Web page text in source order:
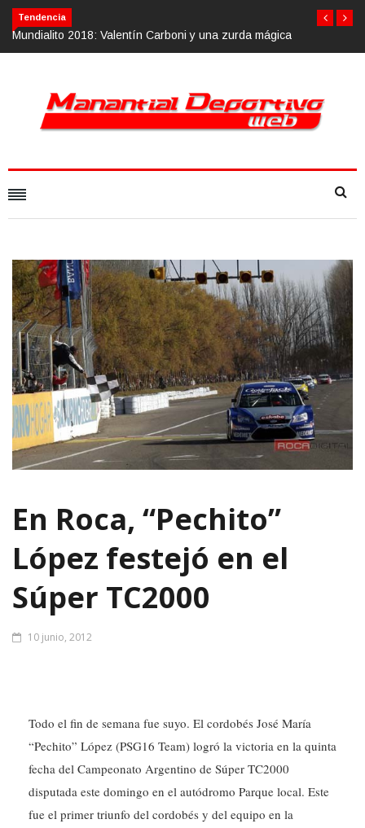
Tendencia
Calvario Race 2018, 10 de noviembre
En Roca, “Pechito”
López festejó en el
Súper TC2000
10 junio, 2012
Todo el fin de semana fue suyo. El cordobés José María
“Pechito” López (PSG16 Team) logró la victoria en la quinta
fecha del Campeonato Argentino de Súper TC2000
disputada este domingo en el autódromo Parque local. Este
fue el primer triunfo del cordobés y del equipo en la